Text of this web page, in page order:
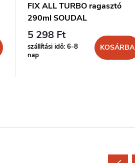
FIX ALL TURBO ragasztó
290ml SOUDAL
5 298 Ft
szállítási idő: 6-8
nap
KOSÁRBA